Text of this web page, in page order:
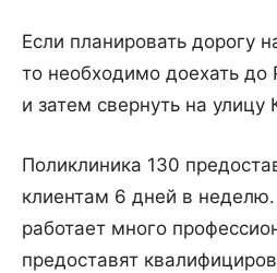
Если планировать дорогу
то необходимо доехать до
и затем свернуть на
Поликлиника 130
клиентам 6 дней в
работает много
предоставят